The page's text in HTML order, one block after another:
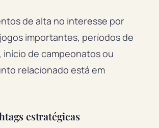
de alta no interesse por
importantes, períodos de
início de campeonatos ou
relacionado está em
estratégicas